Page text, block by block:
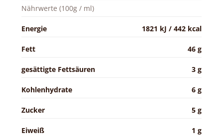
Nährwerte (100g / ml)
Energie 1821 kJ / 442 kcal
Fett 46 g
gesättigte Fettsäuren 3 g
Kohlenhydrate 6 g
Zucker 5 g
Eiweiß 1 g